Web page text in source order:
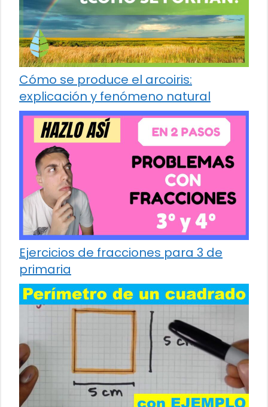
Cómo se produce el arcoiris:
explicación y fenómeno natural
Ejercicios de fracciones para 3 de
primaria